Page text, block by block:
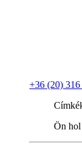
+36 (20)
Ön hol